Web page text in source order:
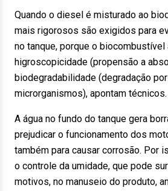
Quando o diesel é misturado ao
mais rigorosos são exigidos para
no tanque, porque o
higroscopicidade (propensão a
biodegradabilidade (degradação
microrganismos), apontam técnicos.
A água no fundo do tanque gera
prejudicar o funcionamento dos
também para causar corrosão. Por
o controle da umidade, que pode
motivos, no manuseio do produto,